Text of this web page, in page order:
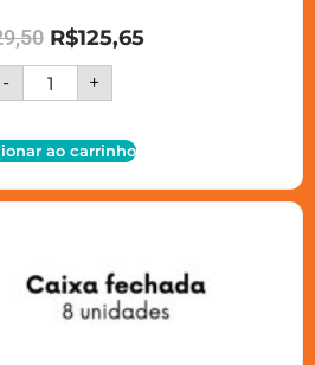
R$125,65
- +
ao carrinho